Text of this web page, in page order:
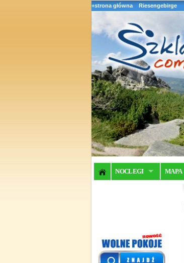
+strona główna Riesengebirge
NOCLEGI MAPA